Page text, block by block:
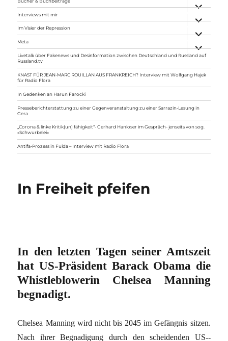
anzeigen
Interviews mit mir
anzeigen
Im Visier der Repression
anzeigen
Meta
anzeigen
Livetalk über Fakenews und Desinformation zwischen Deutschland und Russland auf
Russland.tv
KNAST FÜR JEAN-MARC ROUILLAN AUS FRANKREICH? Interview mit Wolfgang Hajek
für Radio Flora
In Gedenken an Harun Farocki
Presseberichterstattung zu einer Gegenveranstaltung zu einer Sarrazin-Lesung in
Gera
„Corona & linke Kritik(un) fähigkeit“- Gerhard Hanloser im Gespräch- jenseits von sog.
»Schwurbelei«
Antifa-Prozess in Fulda – Interview mit Radio Flora
In Freiheit pfeifen
In den letzten Tagen seiner Amtszeit
hat US-Präsident Barack Obama die
Whistleblowerin Chelsea Manning
begnadigt.
Chelsea Manning wird nicht bis 2045 im Gefängnis sitzen.
Nach ihrer Begnadigung durch den scheidenden US-­